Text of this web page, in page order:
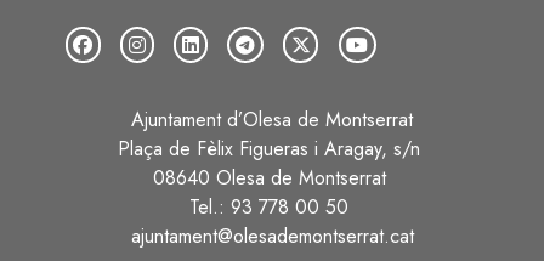
Ajuntament d’Olesa de Montserrat
Plaça de Fèlix Figueras i Aragay, s/n
08640 Olesa de Montserrat
Tel.: 93 778 00 50
ajuntament@olesademontserrat.cat